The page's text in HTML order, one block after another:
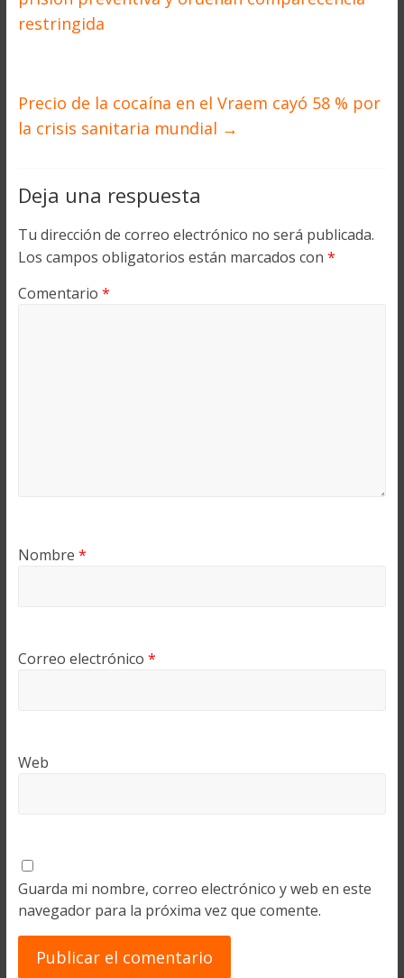
restringida
Precio de la cocaína en el Vraem cayó 58 % por
la crisis sanitaria mundial →
Deja una respuesta
Tu dirección de correo electrónico no será publicada.
Los campos obligatorios están marcados con *
Comentario *
Nombre *
Correo electrónico *
Web
Guarda mi nombre, correo electrónico y web en este
navegador para la próxima vez que comente.